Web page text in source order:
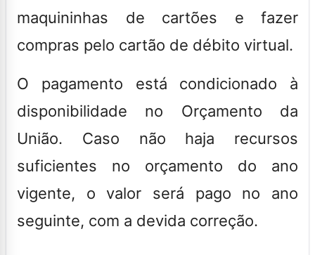
maquininhas de cartões e fazer
compras pelo cartão de débito virtual.
O pagamento está condicionado à
disponibilidade no Orçamento da
União. Caso não haja recursos
suficientes no orçamento do ano
vigente, o valor será pago no ano
seguinte, com a devida correção.